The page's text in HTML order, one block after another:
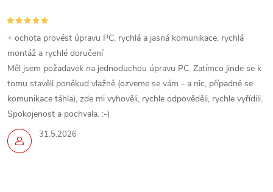
31.5.2026
+ ochota provést úpravu PC, rychlá a jasná komunikace, rychlá
montáž a rychlé doručení
Měl jsem požadavek na jednoduchou úpravu PC. Zatímco jinde se k
tomu stavěli poněkud vlažně (ozveme se vám - a nic, případně se
komunikace táhla), zde mi vyhověli, rychle odpověděli, rychle vyřídili.
Spokojenost a pochvala. :-)